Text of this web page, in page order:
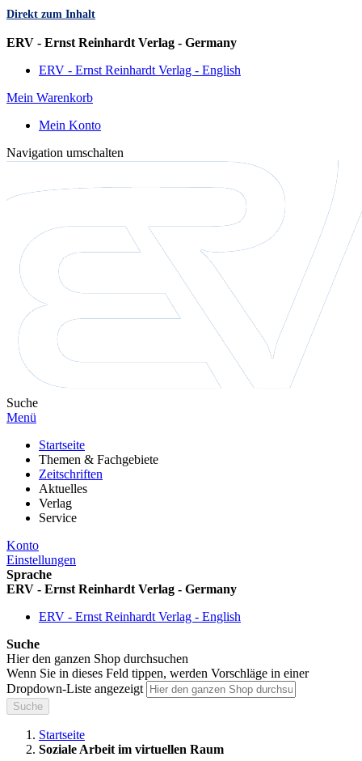
Direkt zum Inhalt
ERV - Ernst Reinhardt Verlag - Germany
ERV - Ernst Reinhardt Verlag - English
Mein Warenkorb
Mein Konto
Navigation umschalten
Suche
Menü
Startseite
Themen & Fachgebiete
Zeitschriften
Aktuelles
Verlag
Service
Konto
Einstellungen
Sprache
ERV - Ernst Reinhardt Verlag - Germany
ERV - Ernst Reinhardt Verlag - English
Suche
Hier den ganzen Shop durchsuchen
Wenn Sie in dieses Feld tippen, werden Vorschläge in einer
Dropdown-Liste angezeigt
Suche
Startseite
Soziale Arbeit im virtuellen Raum